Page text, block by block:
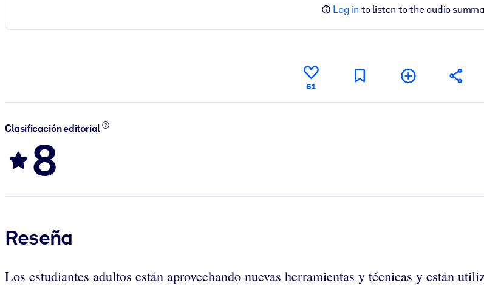
Log in to listen to the audio
61
Clasificación editorial
8
Reseña
Los estudiantes adultos están aprovechando nuevas herramientas y técnicas y están